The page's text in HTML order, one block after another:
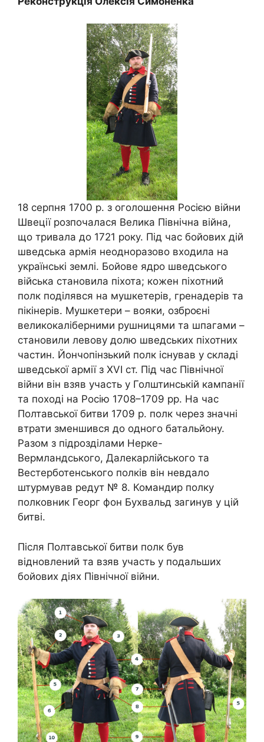
18 серпня 1700 р. з оголошення Росією війни
Швеції розпочалася Велика Північна війна,
що тривала до 1721 року. Під час бойових дій
шведська армія неодноразово входила на
українські землі. Бойове ядро шведського
війська становила піхота; кожен піхотний
полк поділявся на мушкетерів, гренадерів та
пікінерів. Мушкетери – вояки, озброєні
великокаліберними рушницями та шпагами –
становили левову долю шведських піхотних
частин. Йончопінзький полк існував у складі
шведської армії з XVI ст. Під час Північної
війни він взяв участь у Голштинській кампанії
та поході на Росію 1708–1709 рр. На час
Полтавської битви 1709 р. полк через значні
втрати зменшився до одного батальйону.
Разом з підрозділами Нерке-
Вермландського, Далекарлійського та
Вестерботенського полків він невдало
штурмував редут № 8. Командир полку
полковник Георг фон Бухвальд загинув у цій
битві.
Після Полтавської битви полк був
відновлений та взяв участь у подальших
бойових діях Північної війни.